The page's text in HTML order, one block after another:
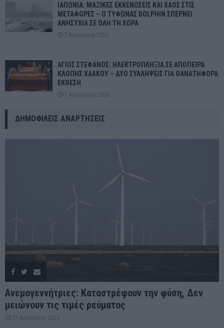
ΙΑΠΩΝΙΑ: ΜΑΖΙΚΕΣ ΕΚΚΕΝΩΣΕΙΣ ΚΑΙ ΧΑΟΣ ΣΤΙΣ
ΜΕΤΑΦΟΡΕΣ – Ο ΤΥΦΩΝΑΣ DOLPHIN ΣΠΕΡΝΕΙ
ΑΝΗΣΥΧΙΑ ΣΕ ΟΛΗ ΤΗ ΧΩΡΑ
7 Αυγούστου 2026
ΑΓΙΟΣ ΣΤΕΦΑΝΟΣ: ΗΛΕΚΤΡΟΠΛΗΞΙΑ ΣΕ ΑΠΟΠΕΙΡΑ
ΚΛΟΠΗΣ ΧΑΛΚΟΥ – ΔΥΟ ΣΥΛΛΗΨΕΙΣ ΓΙΑ ΘΑΝΑΤΗΦΟΡΑ
ΕΚΘΕΣΗ
7 Αυγούστου 2026
ΔΗΜΟΦΙΛΕΊΣ ΑΝΑΡΤΉΣΕΙΣ
Ανεμογεννήτριες: Καταστρέφουν την φύση, Δεν
μειώνουν τις τιμές ρεύματος
17 Αυγούστου 2024